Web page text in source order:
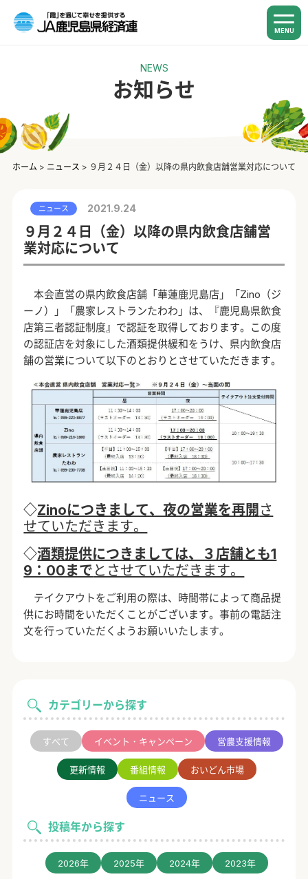
MENU
NEWS
お知らせ
ホーム > ニュース > ９月２４日（金）以降の県内飲食店舗営業対応について
カテゴリーから探す
すべて イベント・キャンペーン 営農支援情報
更新情報 番組情報 おいどん市場
ニュース
投稿年から探す
2026年 2025年 2024年 2023年
ニュース 2021.9.24
９月２４日（金）以降の県内飲食店舗営
業対応について
本会直営の県内飲食店舗「華蓮鹿児島店」「Zino（ジ
ーノ）」「農家レストランたわわ」は、『鹿児島県飲食
店第三者認証制度』で認証を取得しております。この度
の認証店を対象にした酒類提供緩和をうけ、県内飲食店
舗の営業について以下のとおりとさせていただきます。
◇Zinoにつきまして、夜の営業を再開 さ
せていただきます。
◇酒類提供につきましては、３店舗とも1
9：00まで とさせていただきます。
テイクアウトをご利用の際は、時間帯によって商品提
供にお時間をいただくことがございます。事前の電話注
文を行っていただくようお願いいたします。